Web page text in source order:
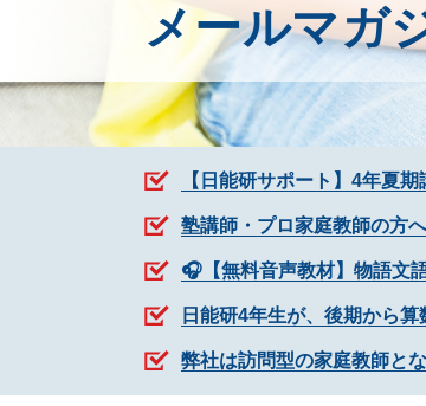
メールマガ
【日能研サポート】4年夏
塾講師・プロ家庭教師の方
🎧【無料音声教材】物語文
日能研4年生が、後期から
弊社は訪問型の家庭教師とな